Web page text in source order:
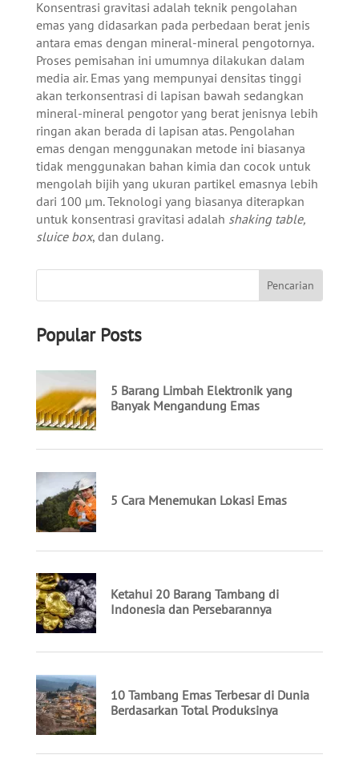
Konsentrasi gravitasi adalah teknik pengolahan
emas yang didasarkan pada perbedaan berat jenis
antara emas dengan mineral-mineral pengotornya.
Proses pemisahan ini umumnya dilakukan dalam
media air. Emas yang mempunyai densitas tinggi
akan terkonsentrasi di lapisan bawah sedangkan
mineral-mineral pengotor yang berat jenisnya lebih
ringan akan berada di lapisan atas. Pengolahan
emas dengan menggunakan metode ini biasanya
tidak menggunakan bahan kimia dan cocok untuk
mengolah bijih yang ukuran partikel emasnya lebih
dari 100 µm. Teknologi yang biasanya diterapkan
untuk konsentrasi gravitasi adalah shaking table,
sluice box, dan dulang.
Popular Posts